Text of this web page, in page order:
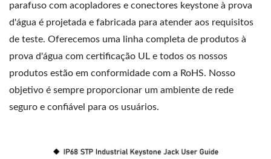
parafuso com acopladores e conectores keystone à prova
d'água é projetada e fabricada para atender aos requisitos
de teste. Oferecemos uma linha completa de produtos à
prova d'água com certificação UL e todos os nossos
produtos estão em conformidade com a RoHS. Nosso
objetivo é sempre proporcionar um ambiente de rede
seguro e confiável para os usuários.